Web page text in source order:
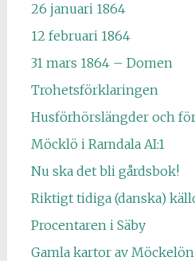
26 januari 1864
12 februari 1864
31 mars 1864 – Domen
Trohetsförklaringen
Husförhörslängder och
Möcklö i Ramdala AI:1
Nu ska det bli gårdsbok!
Riktigt tidiga (danska)
Procentaren i Säby
Gamla kartor av Möckelön